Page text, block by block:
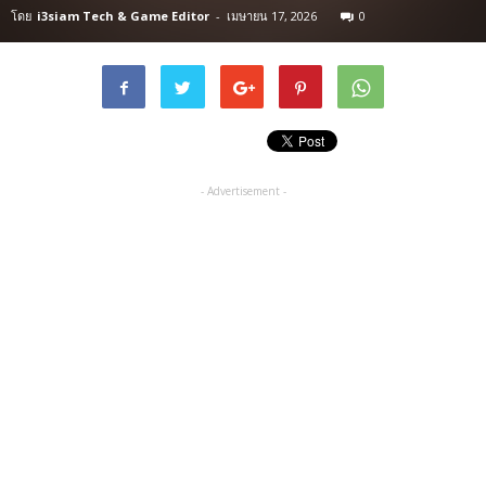
โดย i3siam Tech & Game Editor - เมษายน 17, 2026 0
- Advertisement -